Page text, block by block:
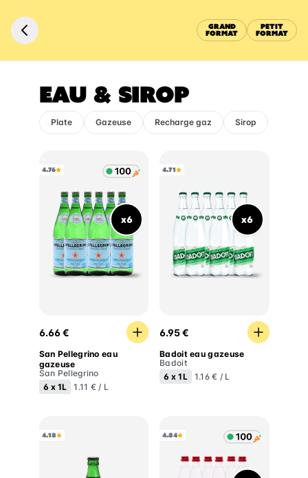
GRAND
FORMAT
PETIT
FORMAT
EAU & SIROP
Plate Gazeuse Recharge gaz Sirop
4.76
x6
San Pellegrino eau gazeuse
6.66 €
San Pellegrino eau
gazeuse
San Pellegrino
6 x1L 1.11 € / L
4.71
x6
Badoit eau gazeuse
6.95 €
Badoit eau gazeuse
Badoit
6 x 1L 1.16 € / L
4.18 4.84